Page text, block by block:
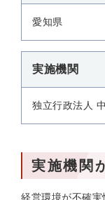
愛知県
実施機関
独立行政法人
実施機関
経営環境が不確